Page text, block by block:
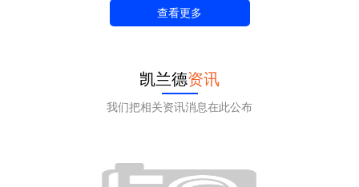
查看更多
凯兰德资讯
我们把相关资讯消息在此公布